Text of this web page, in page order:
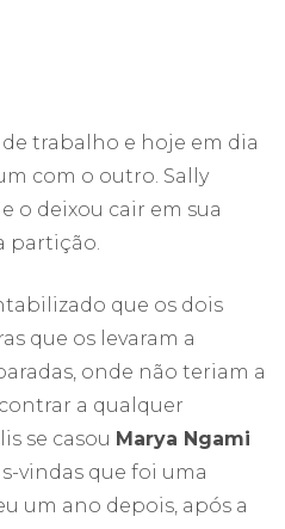
trabalho e hoje em dia
com o outro. Sally
o deixou cair em sua
partição.
que os dois
que os levaram a
onde não teriam a
a qualquer
se casou Marya Ngami
vindas que foi uma
um ano depois, após a